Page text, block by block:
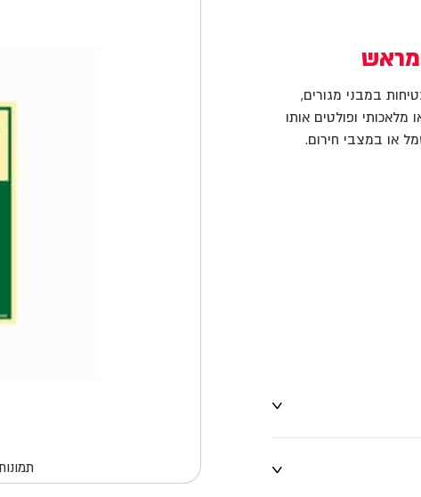
מראש
במבני מגורים,
ופולטים אותו
או במצבי חירום.